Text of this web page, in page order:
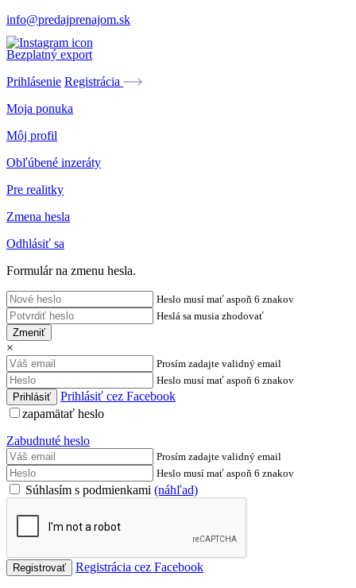
info@predajprenajom.sk
Bezplatný export
Prihlásenie Registrácia
Moja ponuka
Môj profil
Obľúbené inzeráty
Pre realitky
Zmena hesla
Odhlásiť sa
Formulár na zmenu hesla.
Heslo musí mať aspoň 6 znakov
Heslá sa musia zhodovať
Zmeniť
×
Prosím zadajte validný email
Heslo musí mať aspoň 6 znakov
Prihlásiť cez Facebook
zapamätať heslo
Zabudnuté heslo
Prosím zadajte validný email
Heslo musí mať aspoň 6 znakov
Súhlasím s podmienkami (náhľad)
Registrácia cez Facebook